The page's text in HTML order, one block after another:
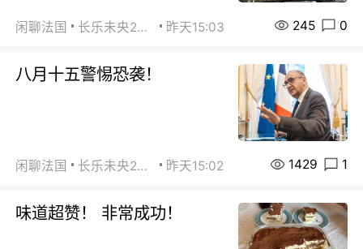
闲聊法国 长乐未央2015 昨天15:03 245 0
八月十五警惕恐袭！
闲聊法国 长乐未央2015 昨天15:02 1429 1
味道超赞！ 非常成功！